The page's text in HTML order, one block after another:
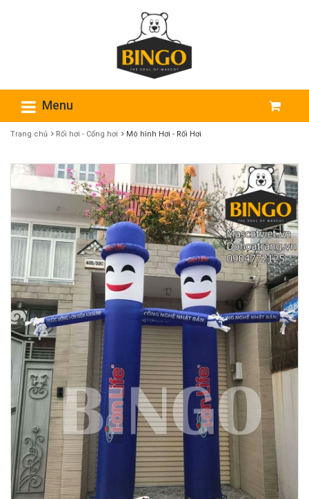
Menu
Trang chủ Rối hơi - Cổng hơi Mô hình Hơi - Rối Hơi